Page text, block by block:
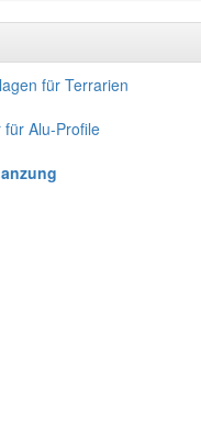
für Terrarien
Alu-Profile